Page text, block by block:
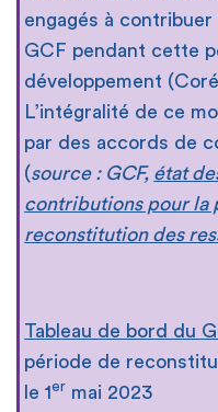
engagés à
GCF pendant cette
développement
L’intégralité de ce
par des accords de
(source : GCF, état
contributions pour la
reconstitution des
Tableau de bord du
période de
le 1er mai 2023